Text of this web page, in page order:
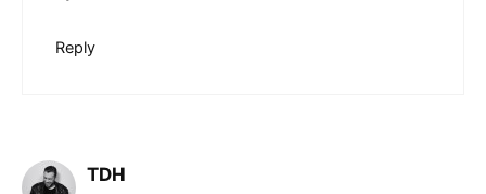
Reply
TDH